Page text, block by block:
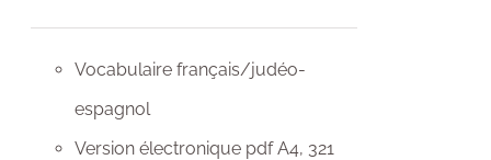
Vocabulaire français/judéo-
espagnol
Version électronique pdf A4, 321